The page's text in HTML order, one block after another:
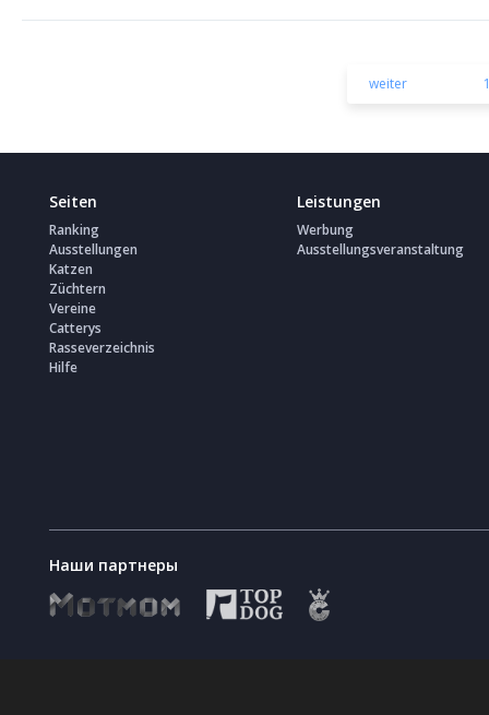
weiter
Seiten
Ranking
Ausstellungen
Katzen
Züchtern
Vereine
Catterys
Rasseverzeichnis
Hilfe
Leistungen
Werbung
Ausstellungsveranstaltung
Наши партнеры